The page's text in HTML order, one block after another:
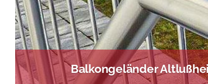
Balkongeländer